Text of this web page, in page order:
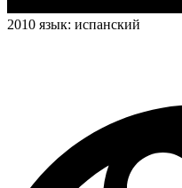
2010 язык: испанский